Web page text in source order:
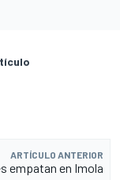
ARTÍCULO ANTERIOR
empatan en Imola